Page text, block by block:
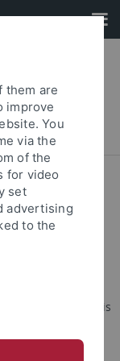
22
22
bietet in
für
und
them are
improve
You
via the
of the
for video
set
advertising
to the